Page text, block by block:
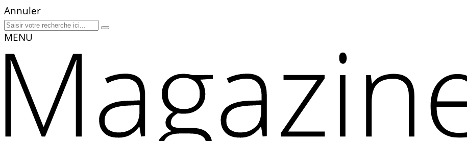
Annuler
MENU